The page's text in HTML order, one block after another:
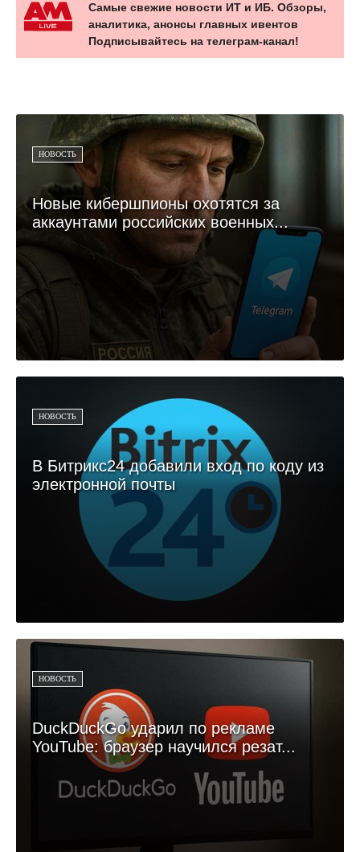
Самые свежие новости ИТ и ИБ. Обзоры,
аналитика, анонсы главных ивентов
Подписывайтесь на телеграм-канал!
НОВОСТЬ
Новые кибершпионы охотятся за
аккаунтами российских военных...
НОВОСТЬ
В Битрикс24 добавили вход по коду из
электронной почты
НОВОСТЬ
DuckDuckGo ударил по рекламе
YouTube: браузер научился резат...